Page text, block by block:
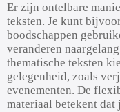
Er zijn ontelbare
teksten. Je kunt
boodschappen
veranderen
thematische teksten
gelegenheid, zoals
evenementen. De
materiaal betekent